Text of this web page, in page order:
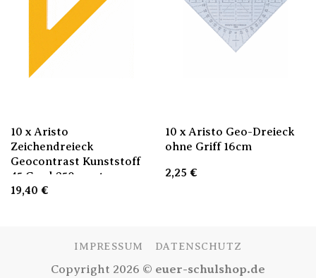
10 x Aristo
Zeichendreieck
Geocontrast Kunststoff
45 Grad 250mm transp
19,40 €
10 x Aristo Geo-Dreieck
ohne Griff 16cm
2,25 €
IMPRESSUM DATENSCHUTZ
Copyright 2026 © euer-schulshop.de